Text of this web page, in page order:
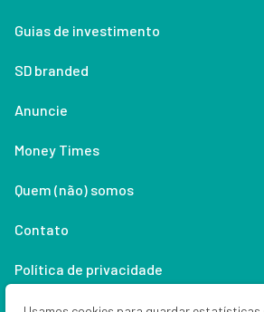
Guias de investimento
SD branded
Anuncie
Money Times
Quem (não) somos
Contato
Política de privacidade